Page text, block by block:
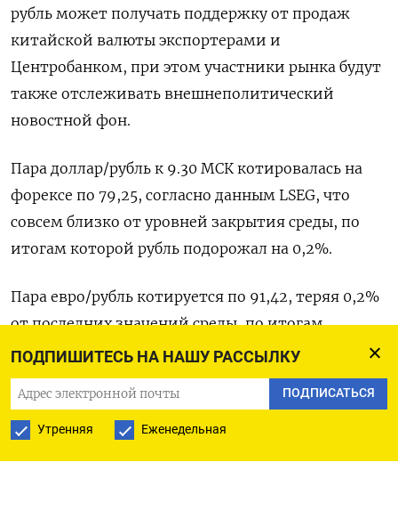
ПОДПИШИТЕСЬ НА НАШУ РАССЫЛКУ
ПОДПИСАТЬСЯ
Утренняя Еженедельная
рубль может получать поддержку от продаж
китайской валюты экспортерами и
Центробанком, при этом участники рынка будут
также отслеживать внешнеполитический
новостной фон.
Пара доллар/рубль к 9.30 МСК котировалась на
форексе по 79,25, согласно данным LSEG, что
совсем близко от уровней закрытия среды, по
итогам которой рубль подорожал на 0,2%.
Пара евро/рубль котируется по 91,42, теряя 0,2%
от последних значений среды, по итогам
которой российская валюта показала против
европейской ослабление на 0,3%. Ранее сегодня
был получен 10-дневный максимум европейской
валюты, 91,69 рубля за евро, с оглядкой на
динамику евро/доллар на форексе.